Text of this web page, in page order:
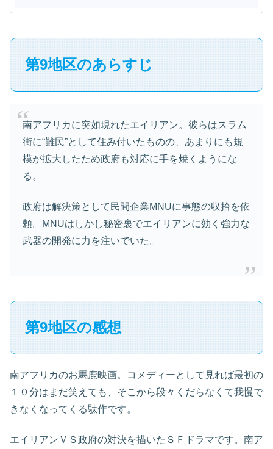
第9地区のあらすじ
南アフリカに突如現れたエイリアン。彼らはスラム
街に“難民”として住み付いたものの、あまりにも規
模が拡大したため政府も対応に手を焼くようにな
る。
政府は解決策として民間企業MNUに事態の収拾を依
頼。MNUはしかし秘密裏でエイリアンに効く強力な
武器の開発に力を注いでいた。
第9地区の感想
南アフリカのお馬鹿映画。コメディーとして見れば最初の
１０分はまだ笑えても、そこから段々くだらなくて我慢で
きなくなってくる駄作です。
エイリアンＶＳ政府の対決を描いたＳＦドラマです。南ア